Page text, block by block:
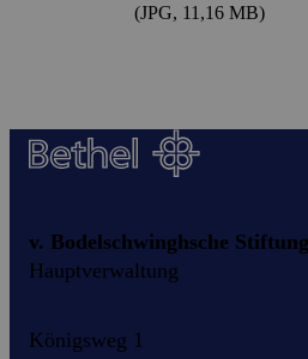
(JPG, 11,16 MB)
v. Bodelschwinghsche
Hauptverwaltung
Königsweg 1